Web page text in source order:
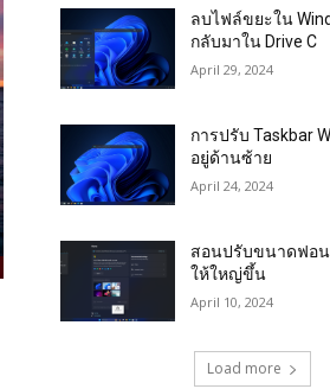
ลบไฟล์ขยะใน
กลับมาใน Drive C
April 29, 2024
การปรับ Taskbar
อยู่ด้านซ้าย
April 24, 2024
สอนปรับขนาดฟอน
ให้ใหญ่ขึ้น
April 10, 2024
Load more